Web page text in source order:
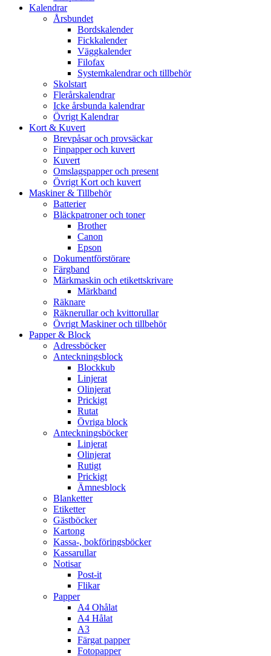
Kalendrar
Årsbundet
Bordskalender
Fickkalender
Väggkalender
Filofax
Systemkalendrar och tillbehör
Skolstart
Flerårskalendrar
Icke årsbunda kalendrar
Övrigt Kalendrar
Kort & Kuvert
Brevpåsar och provsäckar
Finpapper och kuvert
Kuvert
Omslagspapper och present
Övrigt Kort och kuvert
Maskiner & Tillbehör
Batterier
Bläckpatroner och toner
Brother
Canon
Epson
Dokumentförstörare
Färgband
Märkmaskin och etikettskrivare
Märkband
Räknare
Räknerullar och kvittorullar
Övrigt Maskiner och tillbehör
Papper & Block
Adressböcker
Anteckningsblock
Blockkub
Linjerat
Olinjerat
Prickigt
Rutat
Övriga block
Anteckningsböcker
Linjerat
Olinjerat
Rutigt
Prickigt
Ämnesblock
Blanketter
Etiketter
Gästböcker
Kartong
Kassa-, bokföringsböcker
Kassarullar
Notisar
Post-it
Flikar
Papper
A4 Ohålat
A4 Hålat
A3
Färgat papper
Fotopapper